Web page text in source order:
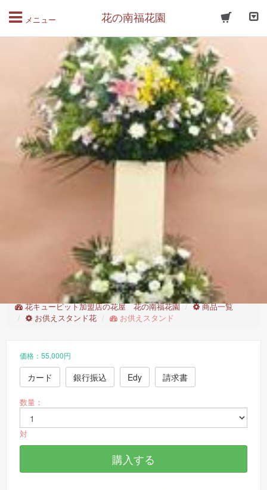
花の南福花園
メニュー
お供えスタンド
花キューピット加盟店の花屋 花の南福花園
商品一覧
お供えスタンド花
お供えスタンド
価格：55,000円
カード 銀行振込 Edy 請求書
数量：
対
購入する